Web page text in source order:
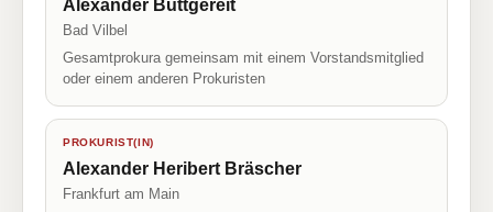
Alexander Buttgereit
Bad Vilbel
Gesamtprokura gemeinsam mit einem Vorstandsmitglied
oder einem anderen Prokuristen
PROKURIST(IN)
Alexander Heribert Bräscher
Frankfurt am Main